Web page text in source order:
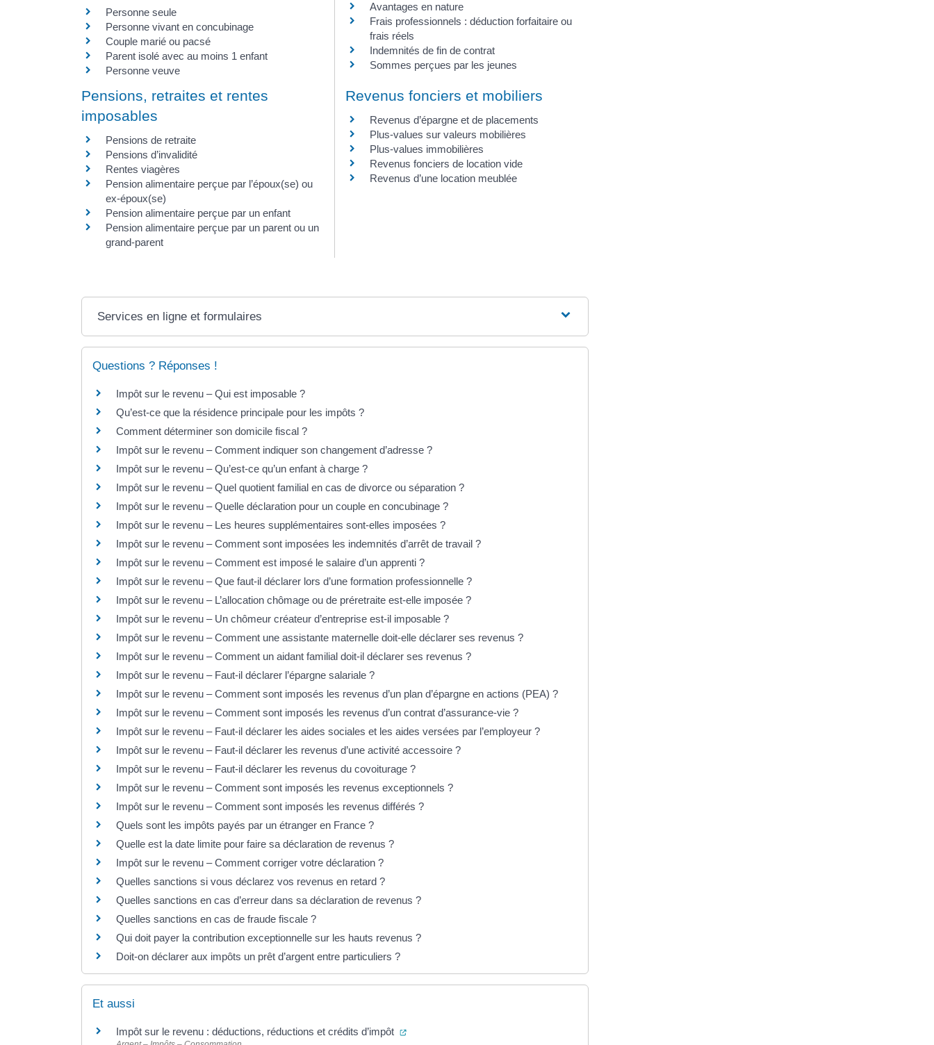
Personne seule
Personne vivant en concubinage
Couple marié ou pacsé
Parent isolé avec au moins 1 enfant
Personne veuve
Avantages en nature
Frais professionnels : déduction forfaitaire ou
frais réels
Indemnités de fin de contrat
Sommes perçues par les jeunes
Pensions, retraites et rentes
imposables
Pensions de retraite
Pensions d’invalidité
Rentes viagères
Pension alimentaire perçue par l’époux(se) ou
ex-époux(se)
Pension alimentaire perçue par un enfant
Pension alimentaire perçue par un parent ou un
grand-parent
Revenus fonciers et mobiliers
Revenus d’épargne et de placements
Plus-values sur valeurs mobilières
Plus-values immobilières
Revenus fonciers de location vide
Revenus d’une location meublée
Services en ligne et formulaires
Questions ? Réponses !
Impôt sur le revenu – Qui est imposable ?
Qu’est-ce que la résidence principale pour les impôts ?
Comment déterminer son domicile fiscal ?
Impôt sur le revenu – Comment indiquer son changement d’adresse ?
Impôt sur le revenu – Qu’est-ce qu’un enfant à charge ?
Impôt sur le revenu – Quel quotient familial en cas de divorce ou séparation ?
Impôt sur le revenu – Quelle déclaration pour un couple en concubinage ?
Impôt sur le revenu – Les heures supplémentaires sont-elles imposées ?
Impôt sur le revenu – Comment sont imposées les indemnités d’arrêt de travail ?
Impôt sur le revenu – Comment est imposé le salaire d’un apprenti ?
Impôt sur le revenu – Que faut-il déclarer lors d’une formation professionnelle ?
Impôt sur le revenu – L’allocation chômage ou de préretraite est-elle imposée ?
Impôt sur le revenu – Un chômeur créateur d’entreprise est-il imposable ?
Impôt sur le revenu – Comment une assistante maternelle doit-elle déclarer ses revenus ?
Impôt sur le revenu – Comment un aidant familial doit-il déclarer ses revenus ?
Impôt sur le revenu – Faut-il déclarer l’épargne salariale ?
Impôt sur le revenu – Comment sont imposés les revenus d’un plan d’épargne en actions (PEA) ?
Impôt sur le revenu – Comment sont imposés les revenus d’un contrat d’assurance-vie ?
Impôt sur le revenu – Faut-il déclarer les aides sociales et les aides versées par l’employeur ?
Impôt sur le revenu – Faut-il déclarer les revenus d’une activité accessoire ?
Impôt sur le revenu – Faut-il déclarer les revenus du covoiturage ?
Impôt sur le revenu – Comment sont imposés les revenus exceptionnels ?
Impôt sur le revenu – Comment sont imposés les revenus différés ?
Quels sont les impôts payés par un étranger en France ?
Quelle est la date limite pour faire sa déclaration de revenus ?
Impôt sur le revenu – Comment corriger votre déclaration ?
Quelles sanctions si vous déclarez vos revenus en retard ?
Quelles sanctions en cas d’erreur dans sa déclaration de revenus ?
Quelles sanctions en cas de fraude fiscale ?
Qui doit payer la contribution exceptionnelle sur les hauts revenus ?
Doit-on déclarer aux impôts un prêt d’argent entre particuliers ?
Et aussi
Impôt sur le revenu : déductions, réductions et crédits d’impôt (ouverture dans un nouvel onglet)